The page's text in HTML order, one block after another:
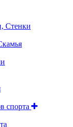
Стенки
спорта